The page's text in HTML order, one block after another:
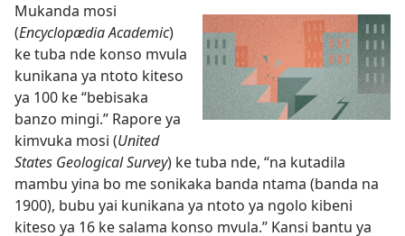
Mukanda mosi
(Encyclopædia Academic)
ke tuba nde konso mvula
kunikana ya ntoto kiteso
ya 100 ke “bebisaka
banzo mingi.” Rapore ya
kimvuka mosi (United
States Geological Survey) ke tuba nde, “na kutadila
mambu yina bo me sonikaka banda ntama (banda na
1900), bubu yai kunikana ya ntoto ya ngolo kibeni
kiteso ya 16 ke salama konso mvula.” Kansi bantu ya